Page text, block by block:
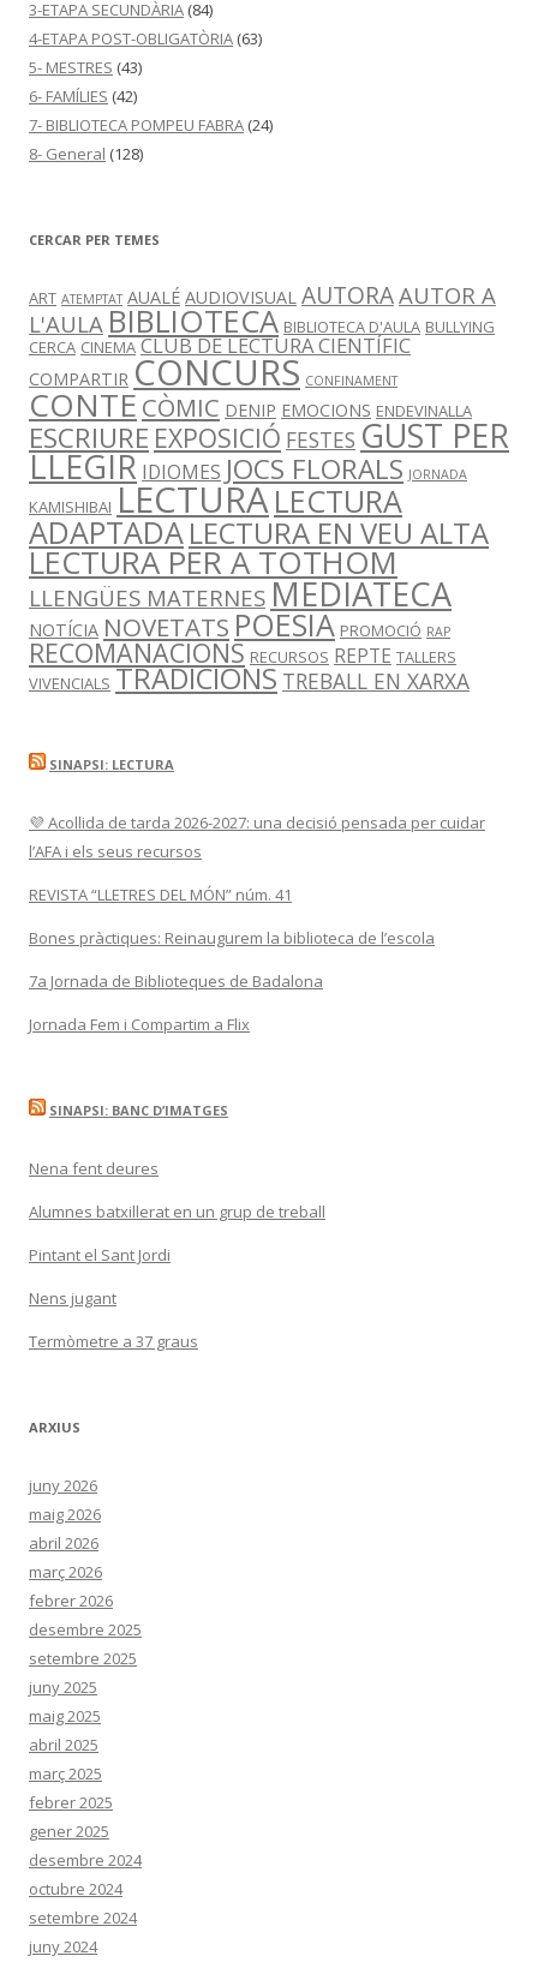
3-ETAPA SECUNDÀRIA (84)
4-ETAPA POST-OBLIGATÒRIA (63)
5- MESTRES (43)
6- FAMÍLIES (42)
7- BIBLIOTECA POMPEU FABRA (24)
8- General (128)
CERCAR PER TEMES
ART ATEMPTAT AUALÉ AUDIOVISUAL AUTORAAUTOR A
L'AULA BIBLIOTECA BIBLIOTECA D'AULA BULLYING
CERCA CINEMA CLUB DE LECTURA CIENTÍFIC
COMPARTIR CONCURS CONFINAMENT
CONTECÒMIC DENIP EMOCIONS ENDEVINALLA
ESCRIURE EXPOSICIÓ FESTES GUST PER
LLEGIR IDIOMES JOCS FLORALS JORNADA
KAMISHIBAI LECTURALECTURA
ADAPTADALECTURA EN VEU ALTA
LECTURA PER A TOTHOM
LLENGÜES MATERNESMEDIATECA
NOTÍCIA NOVETATS POESIA PROMOCIÓ RAP
RECOMANACIONS RECURSOS REPTE TALLERS
VIVENCIALS TRADICIONS TREBALL EN XARXA
SINAPSI: LECTURA
💜 Acollida de tarda 2026-2027: una decisió pensada per cuidar
l’AFA i els seus recursos
REVISTA “LLETRES DEL MÓN” núm. 41
Bones pràctiques: Reinaugurem la biblioteca de l’escola
7a Jornada de Biblioteques de Badalona
Jornada Fem i Compartim a Flix
SINAPSI: BANC D’IMATGES
Nena fent deures
Alumnes batxillerat en un grup de treball
Pintant el Sant Jordi
Nens jugant
Termòmetre a 37 graus
ARXIUS
juny 2026
maig 2026
abril 2026
març 2026
febrer 2026
desembre 2025
setembre 2025
juny 2025
maig 2025
abril 2025
març 2025
febrer 2025
gener 2025
desembre 2024
octubre 2024
setembre 2024
juny 2024